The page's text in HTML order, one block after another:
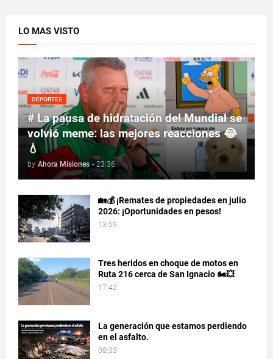
LO MAS VISTO
DEPORTES
# La pausa de hidratación del Mundial se
volvió meme: las mejores reacciones 😂
💧
by Ahora Misiones - 23:36
🏡💰 ¡Remates de propiedades en julio
2026: ¡Oportunidades en pesos!
13:59
Tres heridos en choque de motos en
Ruta 216 cerca de San Ignacio 🏍️💥
17:42
La generación que estamos perdiendo
en el asfalto.
08:33